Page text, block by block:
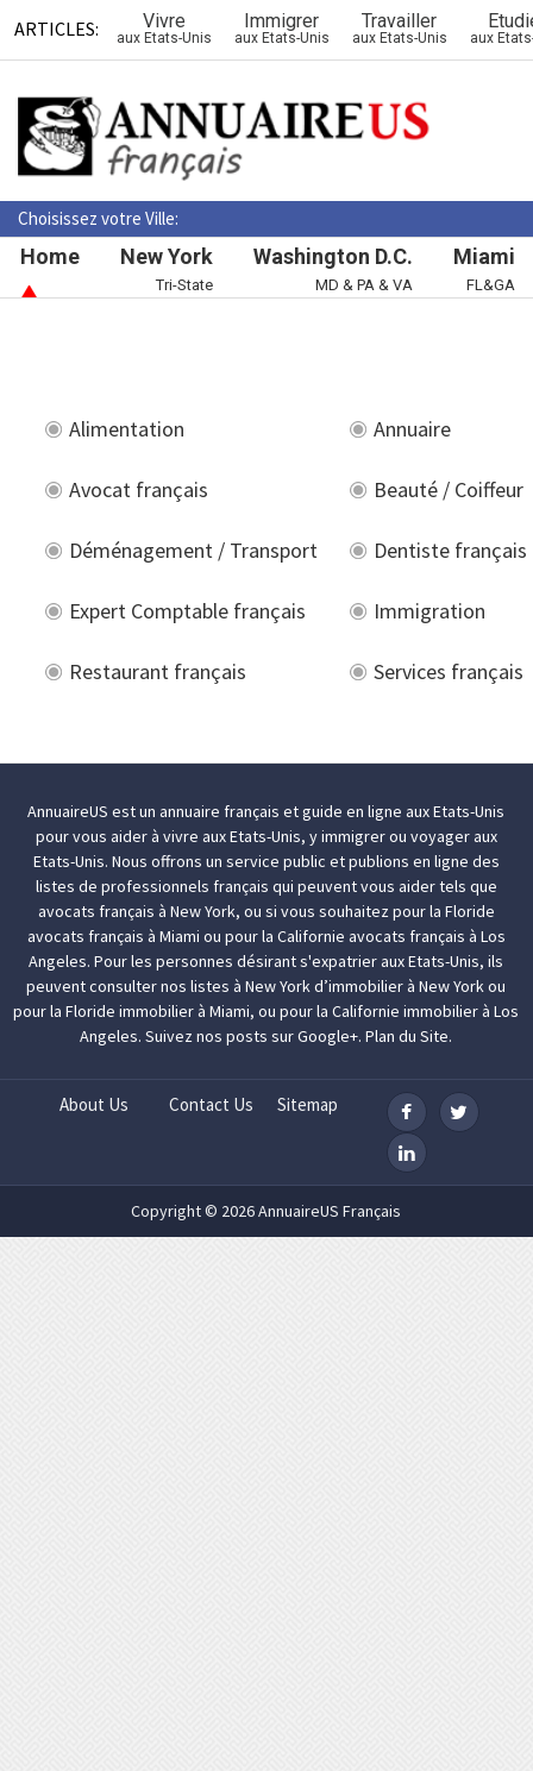
ARTICLES: Vivre
aux Etats-Unis
Immigrer
aux Etats-Unis
Travailler
aux Etats-Unis aux
Choisissez votre Ville:
Home New York
Tri-State
Washington D.C.
MD & PA & VA
Miami
FL&GA
Alimentation Annuaire
Avocat français Beauté / Coiffeur
Déménagement / Transport Dentiste français
Expert Comptable français Immigration
Restaurant français Services français
AnnuaireUS est un annuaire français et guide en ligne aux Etats-Unis
pour vous aider à vivre aux Etats-Unis, yimmigrerou voyager aux
Etats-Unis. Nous offrons un service public et publions en ligne des
listes de professionnels français qui peuvent vous aider tels que
avocats français à New York, ou si vous souhaitez pour la Floride
avocats français à Miami ou pour la Californie avocats français à Los
Angeles. Pour les personnes désirants'expatrier aux Etats-Unis, ils
peuvent consulter nos listes à New York d’immobilier à New Yorkou
pour la Florideimmobilier à Miami, ou pour la Californieimmobilier à Los
Angeles. Suivez nos posts surGoogle+.Plan du Site.
About Us Contact Us Sitemap
Copyright © 2026 AnnuaireUS Français